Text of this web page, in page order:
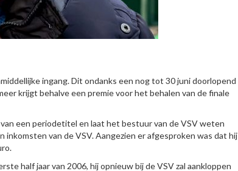
ingang. Dit ondanks een nog tot 30 juni doorlopend
krijgt behalve een premie voor het behalen van de finale
een periodetitel en laat het bestuur van de VSV weten
van de VSV. Aangezien er afgesproken was dat hij
half jaar van 2006, hij opnieuw bij de VSV zal aankloppen